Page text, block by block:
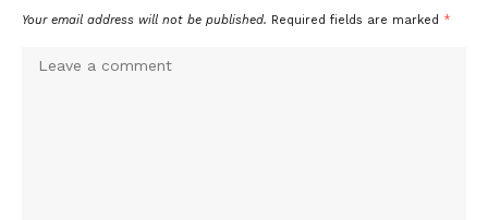
Your email address will not be published. Required fields are marked *